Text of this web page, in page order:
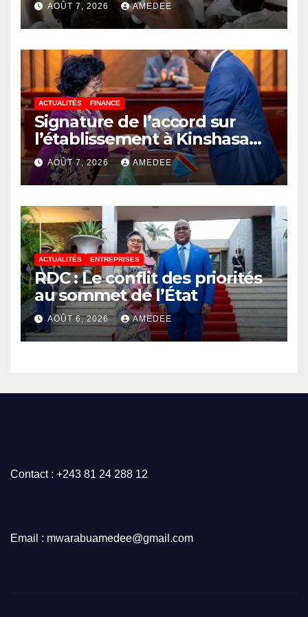
AOÛT 7, 2026 AMEDEE
ACTUALITÉS FINANCE
Signature de l’accord sur
l’établissement à Kinshasa
du bureau-pays de l’Agence
de développement de
l’Union africaine–Nouveau
Partenariat pour le
développement de l’Afrique
(AUDA-NEPAD)
AOÛT 7, 2026 AMEDEE
ACTUALITÉS ENTREPRISES
RDC : Le conflit des priorités
au sommet de l’État
AOÛT 6, 2026 AMEDEE
Contact : +243 81 24 288 12
Email : mwarabuamedee@gmail.com